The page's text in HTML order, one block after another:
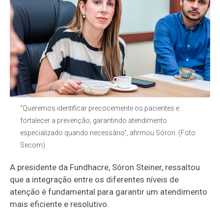
“Queremos identificar precocemente os pacientes e
fortalecer a prevenção, garantindo atendimento
especializado quando necessário”, afirmou Sóron. (Foto:
Secom)
A presidente da Fundhacre, Sóron Steiner, ressaltou
que a integração entre os diferentes níveis de
atenção é fundamental para garantir um atendimento
mais eficiente e resolutivo.